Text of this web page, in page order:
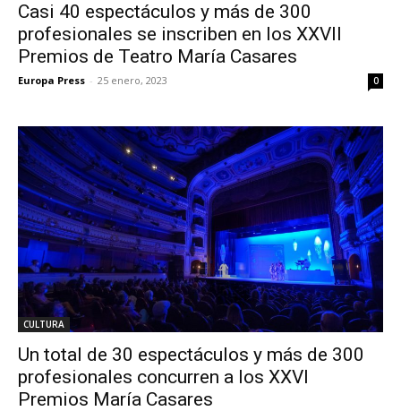
Casi 40 espectáculos y más de 300
profesionales se inscriben en los XXVII
Premios de Teatro María Casares
Europa Press - 25 enero, 2023 0
CULTURA
Un total de 30 espectáculos y más de 300
profesionales concurren a los XXVI
Premios María Casares